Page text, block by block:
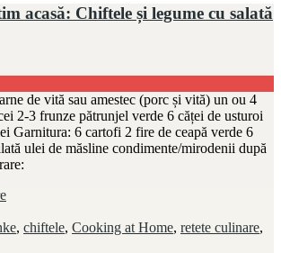
acasă: Chiftele și legume cu salată
de vită sau amestec (porc și vită) un ou 4
2-3 frunze pătrunjel verde 6 căței de usturoi
Garnitura: 6 cartofi 2 fire de ceapă verde 6
ulei de măsline condimente/mirodenii după
, chiftele, Cooking at Home, retete culinare,